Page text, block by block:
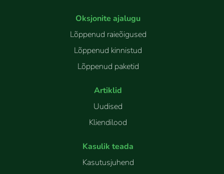
Oksjonite ajalugu
Lõppenud raieõigused
Lõppenud kinnistud
Lõppenud paketid
Artiklid
Uudised
Kliendilood
Kasulik teada
Kasutusjuhend